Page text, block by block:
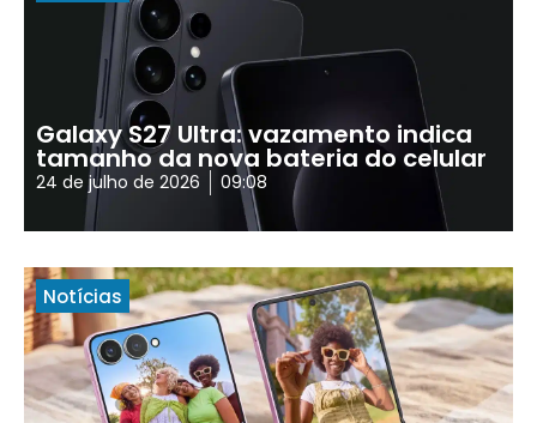
Galaxy S27 Ultra: vazamento indica
tamanho da nova bateria do celular
24 de julho de 2026 09:08
Notícias